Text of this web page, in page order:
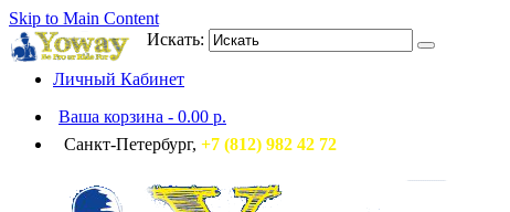
Skip to Main Content
Искать:
Личный Кабинет
Ваша корзина - 0.00 р.
Санкт-Петербург, +7 (812) 982 42 72